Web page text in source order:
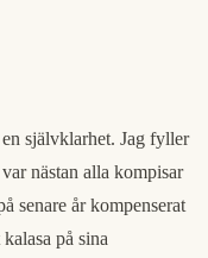
självklarhet. Jag fyller
nästan alla kompisar
senare år kompenserat
på sina